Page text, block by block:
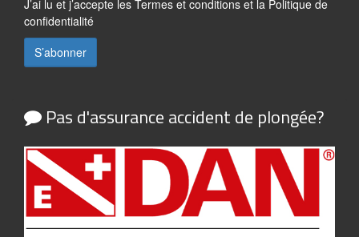
J’ai lu et j’accepte les Termes et conditions et la Politique de
confidentialité
Pas d'assurance accident de plongée?